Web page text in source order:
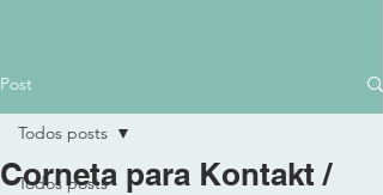
Post
Todos posts
Todos posts
Corneta para Kontakt /